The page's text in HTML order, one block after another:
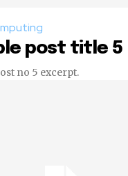
post title 5
no 5 excerpt.